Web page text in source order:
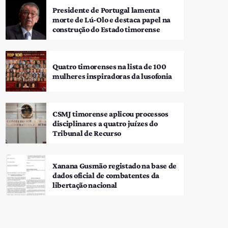
Presidente de Portugal lamenta
morte de Lú-Olo e destaca papel na
construção do Estado timorense
Quatro timorenses na lista de 100
mulheres inspiradoras da lusofonia
CSMJ timorense aplicou processos
disciplinares a quatro juízes do
Tribunal de Recurso
Xanana Gusmão registado na base de
dados oficial de combatentes da
libertação nacional